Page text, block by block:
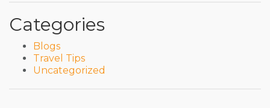
Categories
Blogs
Travel Tips
Uncategorized